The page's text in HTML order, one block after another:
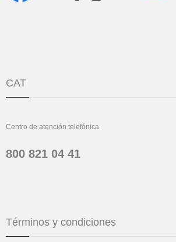
CAT
Centro de atención telefónica
800 821 04 41
Términos y condiciones